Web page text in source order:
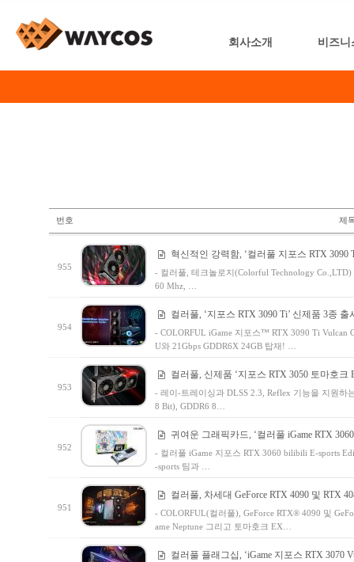
회사소개 비즈니
번호 제
955
혁신적인 강력함, ‘컬러풀 지포스 RTX 3090
- 컬러풀, 테크놀로지(Colorful Technology
60 Mhz, …
954
컬러풀, ‘지포스 RTX 3090 Ti’ 신제품 3종 출
- COLORFUL iGame 지포스™ RTX 3090 Ti Vulcan
U와 21Gbps GDDR6X 24GB 탑재! …
953
컬러풀, 신제품 ‘지포스 RTX 3050 토마호크
- 레이-트레이싱과 DLSS 2.3, Reflex 기능을 지원하
8 Bit), GDDR6 8…
952
귀여운 그래픽카드, ‘컬러풀 iGame RTX
- 컬러풀 iGame 지포스 RTX 3060 bilibili E-sports
-sports 팀과 …
951
컬러풀, 차세대 GeForce RTX 4090 및 RTX
- COLORFUL(컬러풀), GeForce RTX® 4090 및
ame Neptune 그리고 토마호크 EX…
컬러풀 플래그십, ‘iGame 지포스 RTX 3070